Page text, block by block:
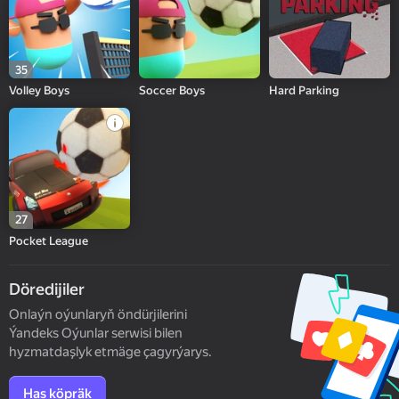
35
Volley Boys
Soccer Boys Hard Parking
27
Pocket League
Döredijiler
Onlaýn oýunlaryň öndürjilerini
Ýandeks Oýunlar serwisi bilen
hyzmatdaşlyk etmäge çagyrýarys.
Has köpräk